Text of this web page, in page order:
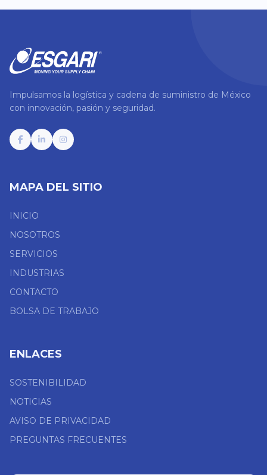
Impulsamos la logística y cadena de suministro de México
con innovación, pasión y seguridad.
MAPA DEL SITIO
INICIO
NOSOTROS
SERVICIOS
INDUSTRIAS
CONTACTO
BOLSA DE TRABAJO
ENLACES
SOSTENIBILIDAD
NOTICIAS
AVISO DE PRIVACIDAD
PREGUNTAS FRECUENTES